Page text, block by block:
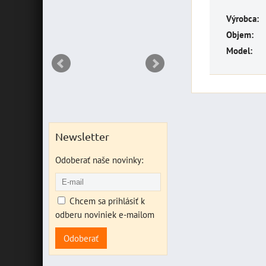
Výrobca:
Objem:
Model:
Newsletter
Odoberať naše novinky:
Chcem sa prihlásiť k
odberu noviniek e-mailom
Odoberať